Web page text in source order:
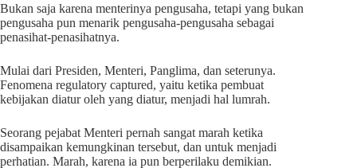
Bukan saja karena menterinya pengusaha, tetapi yang bukan
pengusaha pun menarik pengusaha-pengusaha sebagai
penasihat-penasihatnya.
Mulai dari Presiden, Menteri, Panglima, dan seterunya.
Fenomena regulatory captured, yaitu ketika pembuat
kebijakan diatur oleh yang diatur, menjadi hal lumrah.
Seorang pejabat Menteri pernah sangat marah ketika
disampaikan kemungkinan tersebut, dan untuk menjadi
perhatian. Marah, karena ia pun berperilaku demikian.